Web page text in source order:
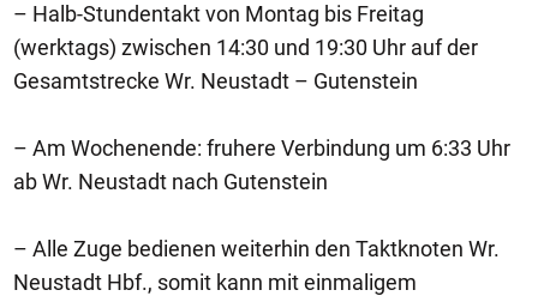
– Halb-Stundentakt von Montag bis Freitag
(werktags) zwischen 14:30 und 19:30 Uhr auf der
Gesamtstrecke Wr. Neustadt – Gutenstein
– Am Wochenende: fruhere Verbindung um 6:33 Uhr
ab Wr. Neustadt nach Gutenstein
– Alle Zuge bedienen weiterhin den Taktknoten Wr.
Neustadt Hbf., somit kann mit einmaligem